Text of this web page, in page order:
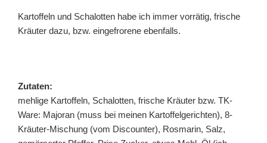
Kartoffeln und Schalotten habe ich immer vorrätig, frische
Kräuter dazu, bzw. eingefrorene ebenfalls.
Zutaten:
mehlige Kartoffeln, Schalotten, frische Kräuter bzw. TK-
Ware: Majoran (muss bei meinen Kartoffelgerichten), 8-
Kräuter-Mischung (vom Discounter), Rosmarin, Salz,